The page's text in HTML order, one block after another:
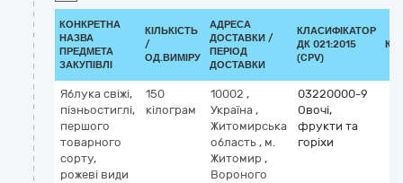
КОНКРЕТНА
НАЗВА
ПРЕДМЕТА
ЗАКУПІВЛІ
КІЛЬКІСТЬ
/
ОД.ВИМІРУ
АДРЕСА
ДОСТАВКИ /
ПЕРІОД
ДОСТАВКИ
КЛАСИФІКАТОР
ДК 021:2015
(CPV)
Яблука свіжі,
пізньостиглі,
першого
товарного
сорту,
рожеві види
150
кілограм
10002 ,
Україна ,
Житомирська
область , м.
Житомир ,
Вороного
03220000-9
Овочі,
фрукти та
горіхи